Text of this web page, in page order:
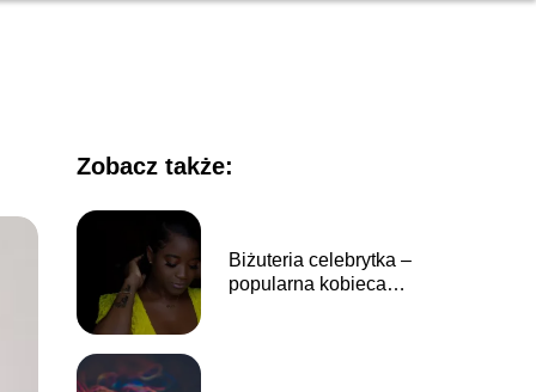
Zobacz także:
Biżuteria celebrytka –
popularna kobieca